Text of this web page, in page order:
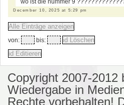
wo ist die nummer 9
December 10, 2025 at 5:29 pm
von: bis:
Copyright 2007-2012
Wiedergabe in
Rechte vorbehalten!